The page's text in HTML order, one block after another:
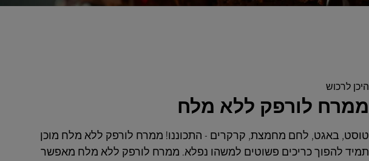
היכן לרכוש
ממרח לורפק ללא מלח
טוסט, באגט, לחם מחמצת, קרקרים - התכוננו! ממרח לורפק ללא מלח מוכן
תמיד להפוך כריכים פשוטים למשהו נפלא. ממרח לורפק ללא מלח מאפשר